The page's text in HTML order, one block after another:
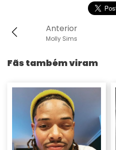
Anterior
Molly Sims
Fãs também viram